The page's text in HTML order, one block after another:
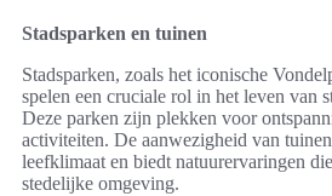
Stadsparken en tuinen
Stadsparken, zoals het iconische
spelen een cruciale rol in het leven van
Deze parken zijn plekken voor
activiteiten. De aanwezigheid van
leefklimaat en biedt natuurervaringen
stedelijke omgeving.